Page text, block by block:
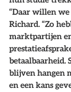
“Daar willen we
Richard. “Zo
marktpartijen
betaalbaarheid.
blijven hangen
en een kans